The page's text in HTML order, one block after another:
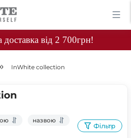
від 2 700грн!
InWhite collection
назвою
Фільтр